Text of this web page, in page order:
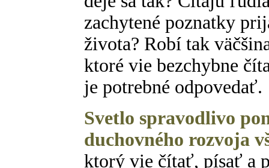
zachytené poznatky
života? Robí tak
ktoré vie bezchybne
je potrebné odpovedať.
Svetlo spravodlivo
duchovného rozvoja
ktorý vie čítať, písať a